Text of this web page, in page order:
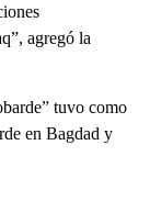
agregó la
tuvo como
en Bagdad y